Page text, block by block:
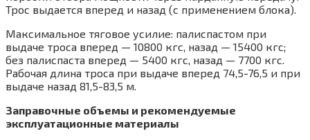
Трос выдается вперед и назад (с применением блока).
Максимальное тяговое усилие: палиспастом при
выдаче троса вперед — 10800 кгс, назад — 15400 кгс;
без палиспаста вперед — 5400 кгс, назад — 7700 кгс.
Рабочая длина троса при выдаче вперед 74,5-76,5 и при
выдаче назад 81,5-83,5 м.
Заправочные объемы и рекомендуемые
эксплуатационные материалы